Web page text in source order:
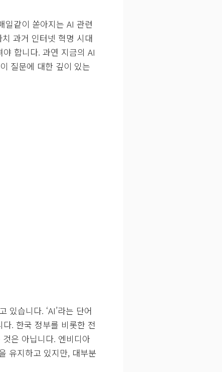
일같이 쏟아지는 AI 관련
과거 인터넷 혁명 시대
합니다. 과연 지금의 AI
질문에 대한 깊이 있는
있습니다. ‘AI’라는 단어
. 한국 정부를 비롯한 전
은 아닙니다. 엔비디아
유지하고 있지만, 대부분